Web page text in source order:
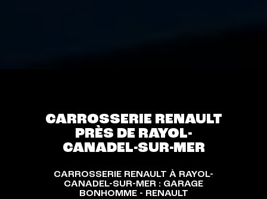
CARROSSERIE RENAULT
PRÈS DE RAYOL-
CANADEL-SUR-MER
CARROSSERIE RENAULT À RAYOL-
CANADEL-SUR-MER : GARAGE
BONHOMME - RENAULT